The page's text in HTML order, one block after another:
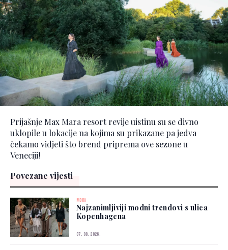
Prijašnje Max Mara resort revije uistinu su se divno
uklopile u lokacije na kojima su prikazane pa jedva
čekamo vidjeti što brend priprema ove sezone u
Veneciji!
Povezane vijesti
MODA
Najzanimljiviji modni trendovi s ulica
Kopenhagena
07. 08. 2026.